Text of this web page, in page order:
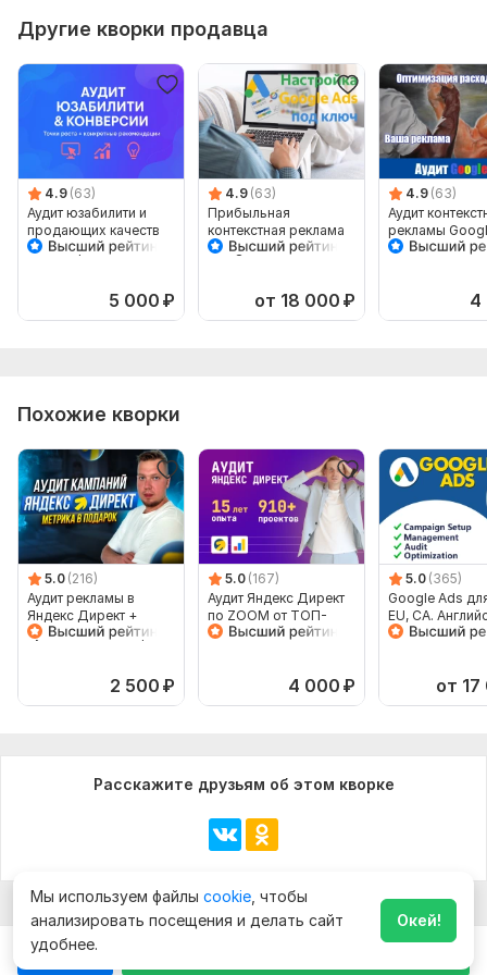
Проверка таргетинга
Проверка UTM меток
Рекомендации по объявлениям
Оптимизация цены рекламы
Консультация
Анализ объявлений
Тип:
Аудит и оптимизация
Чат
Другие кворки продавца
4.9 (63)
Аудит юзабилити и
продающих качеств
сайта + рекомендации
5 000 ₽
4.9 (63)
Прибыльная
контекстная реклама
Google Ads Adwords
от 18 000 ₽
4.9 (63)
Аудит
рекламы
4
Похожие кворки
5.0 (216)
Аудит рекламы в
Яндекс Директ +
Аудит Яндекс Метрики
2 500 ₽
5.0 (167)
Аудит Яндекс Директ
по ZOOM от ТОП-
специалиста. 15 лет
4 000 ₽
5.0 (365)
Google Ads
EU, CA.
язык
от
Расскажите друзьям об этом кворке
Мы используем файлы cookie , чтобы
анализировать посещения и делать сайт
удобнее.
Окей!